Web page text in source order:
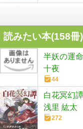
読みたい本(158冊)
半妖の運
十夜
44
白花冥幻譚
浅里 紘太
272